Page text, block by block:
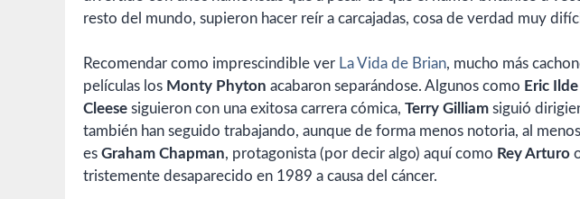
resto del mundo, supieron hacer reír a carcajadas, cosa de verdad muy
Recomendar como imprescindible ver La Vida de Brian, mucho más
películas los Monty Phyton acabaron separándose. Algunos como Eric Ilde
Cleese siguieron con una exitosa carrera cómica, Terry Gilliam siguió
también han seguido trabajando, aunque de forma menos notoria, al
es Graham Chapman, protagonista (por decir algo) aquí como Rey Arturo
tristemente desaparecido en 1989 a causa del cáncer.